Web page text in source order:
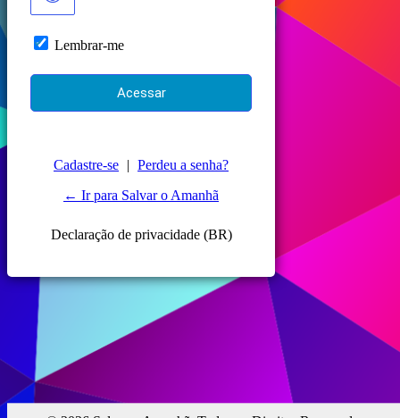
Lembrar-me
Cadastre-se | Perdeu a senha?
← Ir para Salvar o Amanhã
Declaração de privacidade (BR)